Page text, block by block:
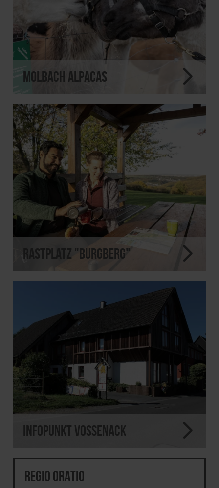
Molbach Alpacas
Rastplatz "Burgberg"
Infopunkt Vossenack
REGIO ORATIO